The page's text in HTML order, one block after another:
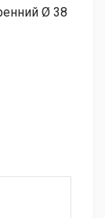
Ø 38